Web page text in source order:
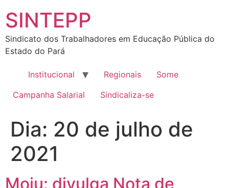
SINTEPP
Sindicato dos Trabalhadores em Educação Pública do
Estado do Pará
Institucional Regionais
Some
Campanha Salarial
Sindicaliza-se
Dia: 20 de julho de
2021
Moju: divulga Nota de